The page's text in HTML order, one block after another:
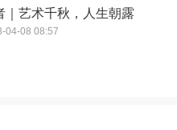
｜艺术千秋，人生朝露
04-08 08:57